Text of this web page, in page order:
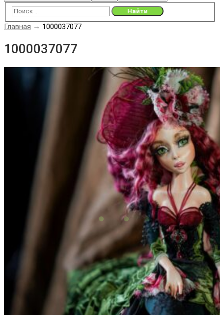
Главная → 1000037077
1000037077